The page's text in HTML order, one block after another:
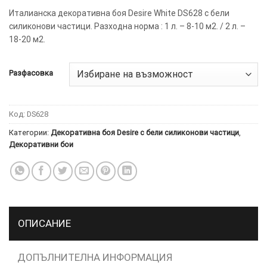
Италианска декоративна боя Desire White DS628 с бели
силиконови частици. Разходна норма : 1 л. – 8-10 м2. / 2 л. –
18-20 м2.
Разфасовка
Код: DS628
Категории: Декоративна боя Desire с бели силиконови частици
Декоративни бои
ОПИСАНИЕ
ДОПЪЛНИТЕЛНА ИНФОРМАЦИЯ
× ТОЗИ
ИЗПОЛЗВА
БИСКВИТКИ.
МОЖЕТЕ
ДА
НАМЕРИТЕ